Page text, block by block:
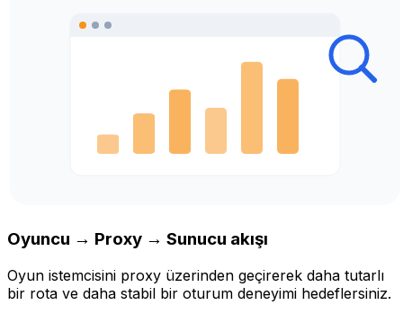
Oyuncu → Proxy → Sunucu akışı
Oyun istemcisini proxy üzerinden geçirerek daha tutarlı
bir rota ve daha stabil bir oturum deneyimi hedeflersiniz.